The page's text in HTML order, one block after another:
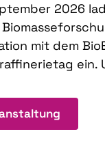
2026
mit dem
ein.